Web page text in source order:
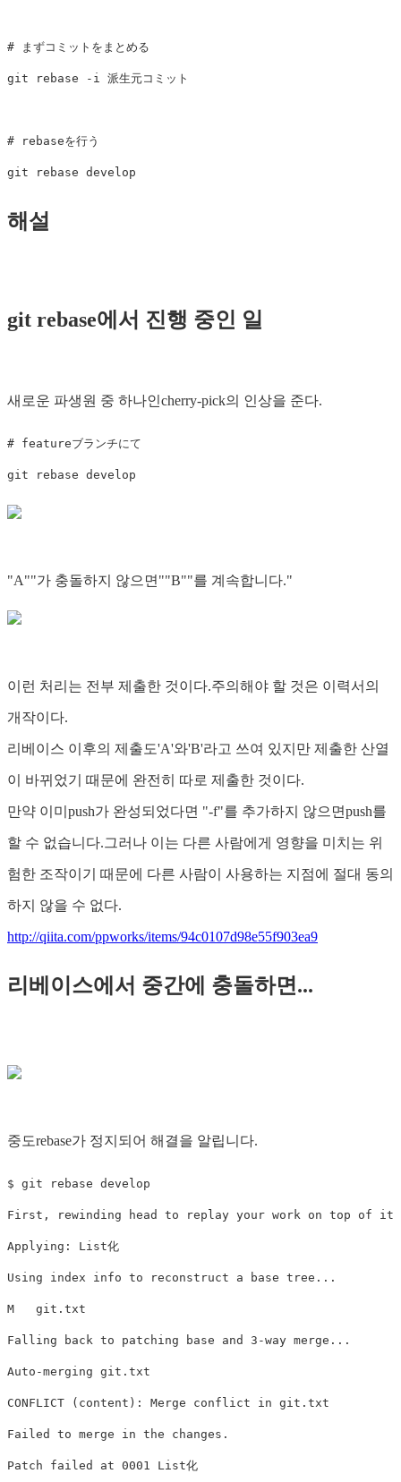
# まずコミットをまとめる
git rebase -i 派生元コミット
# rebaseを行う
해설
git rebase에서 진행 중인 일
새로운 파생원 중 하나인cherry-pick의 인상을 준다.
# featureブランチにて
"A""가 충돌하지 않으면""B""를 계속합니다."
이런 처리는 전부 제출한 것이다.주의해야 할 것은 이력서의
개작이다.
리베이스 이후의 제출도'A'와'B'라고 쓰여 있지만 제출한 산열
이 바뀌었기 때문에 완전히 따로 제출한 것이다.
만약 이미push가 완성되었다면 "-f"를 추가하지 않으면push를
할 수 없습니다.그러나 이는 다른 사람에게 영향을 미치는 위
험한 조작이기 때문에 다른 사람이 사용하는 지점에 절대 동의
하지 않을 수 없다.
http://qiita.com/ppworks/items/94c0107d98e55f903ea9
리베이스에서 중간에 충돌하면...
중도rebase가 정지되어 해결을 알립니다.
$ git rebase develop
First, rewinding head to replay your work on top of
Applying: List化
Using index info to reconstruct a base tree...
M   git.txt
Falling back to patching base and 3-way merge...
Auto-merging git.txt
CONFLICT (content): Merge conflict in git.txt
Failed to merge in the changes.
Patch failed at 0001 List化